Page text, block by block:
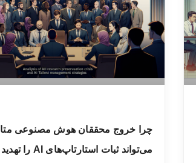
چرا خروج محققان هوش مصنوعی متا
می‌تواند ثبات استارتاپ‌های AI را تهدید کند؟